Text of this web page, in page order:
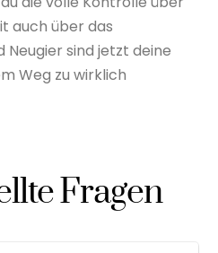
auch über das
Neugier sind jetzt deine
Weg zu wirklich
Fragen